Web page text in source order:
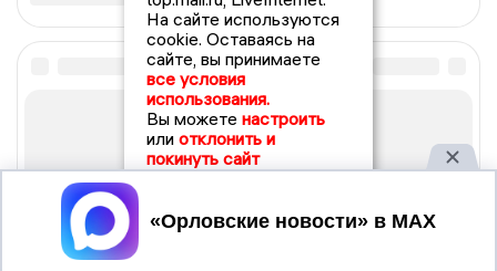
На сайте используются
cookie. Оставаясь на
сайте, вы принимаете
все условия
использования.
Вы можете настроить
или отклонить и
покинуть сайт
Принять